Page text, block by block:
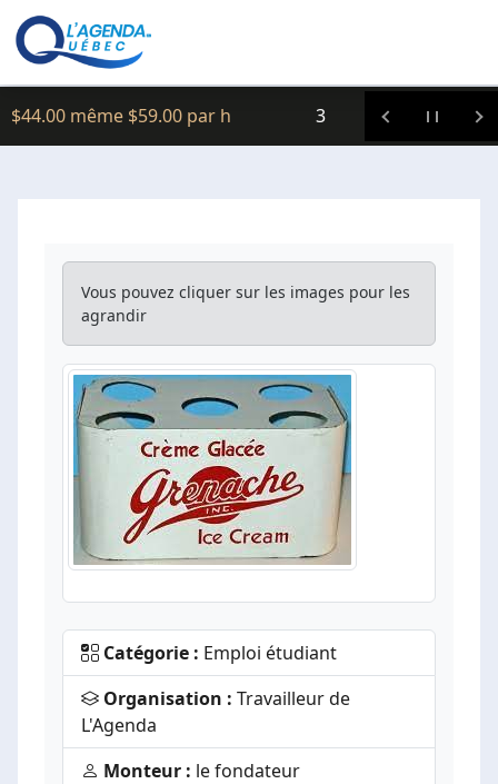
Clic icitte :
$44.00 même $59.00 par h 3
Vous pouvez cliquer sur les images pour les
agrandir
Catégorie : Emploi étudiant
Organisation : Travailleur de
L'Agenda
Monteur : le fondateur